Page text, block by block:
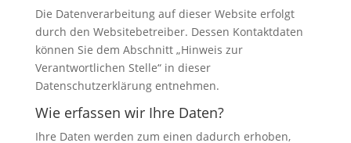
Die Datenverarbeitung auf dieser Website erfolgt
durch den Websitebetreiber. Dessen Kontaktdaten
können Sie dem Abschnitt „Hinweis zur
Verantwortlichen Stelle“ in dieser
Datenschutzerklärung entnehmen.
Wie erfassen wir Ihre Daten?
Ihre Daten werden zum einen dadurch erhoben,